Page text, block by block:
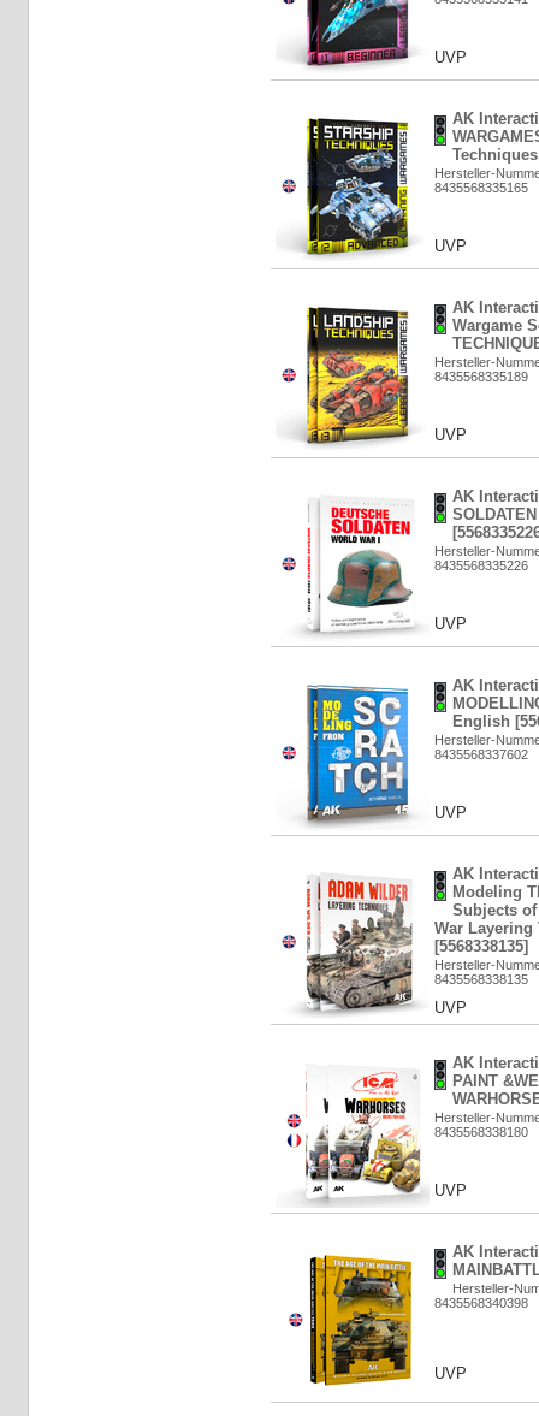
UVP
AK
Hersteller-
8435568335165
UVP
AK
Wargame
Hersteller-
8435568335189
UVP
AK
Hersteller-
8435568335226
UVP
AK
English
Hersteller-
8435568337602
UVP
AK
Modeling
Subjects
War Layering
[5568338135]
Hersteller-
8435568338135
UVP
AK
PAINT
Hersteller-
8435568338180
UVP
AK
Hersteller-
8435568340398
UVP